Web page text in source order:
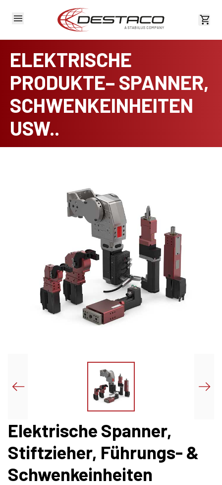
ELEKTRISCHE
PRODUKTE– SPANNER,
SCHWENKEINHEITEN
USW..
Elektrische Spanner,
Stiftzieher, Führungs- &
Schwenkeinheiten